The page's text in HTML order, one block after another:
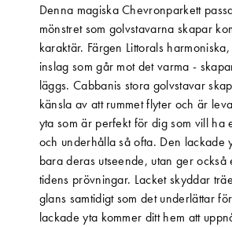
Denna magiska Chevronparkett
mönstret som golvstavarna skapar
karaktär. Färgen Littorals
inslag som går mot det varma -
läggs. Cabbanis stora golvstavar
känsla av att rummet flyter och är
yta som är perfekt för dig som vill
och underhålla så ofta. Den lackade
bara deras utseende, utan ger
tidens prövningar. Lacket skyddar
glans samtidigt som det underlättar
lackade yta kommer ditt hem att